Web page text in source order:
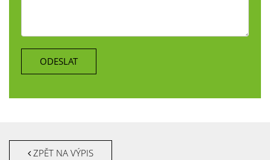
ODESLAT
ZPĚT NA VÝPIS